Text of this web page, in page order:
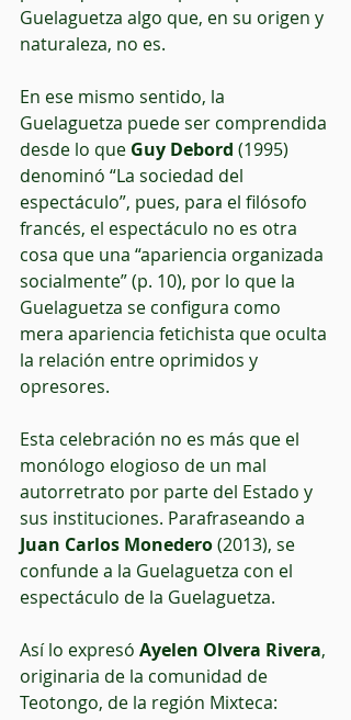
Guelaguetza algo que, en su origen y
naturaleza, no es.
En ese mismo sentido, la
Guelaguetza puede ser comprendida
desde lo que Guy Debord (1995)
denominó “La sociedad del
espectáculo”, pues, para el filósofo
francés, el espectáculo no es otra
cosa que una “apariencia organizada
socialmente” (p. 10), por lo que la
Guelaguetza se configura como
mera apariencia fetichista que oculta
la relación entre oprimidos y
opresores.
Esta celebración no es más que el
monólogo elogioso de un mal
autorretrato por parte del Estado y
sus instituciones. Parafraseando a
Juan Carlos Monedero (2013), se
confunde a la Guelaguetza con el
espectáculo de la Guelaguetza.
Así lo expresó Ayelen Olvera Rivera,
originaria de la comunidad de
Teotongo, de la región Mixteca: